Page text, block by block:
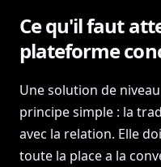
Ce qu'il faut
plateforme
Une solution de
principe simple : la
avec la relation. Elle
toute la place a la